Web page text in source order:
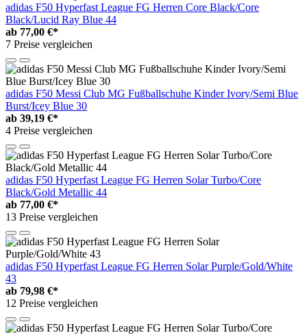
adidas F50 Hyperfast League FG Herren Core Black/Core
Black/Lucid Ray Blue 44
ab 77,00 €*
7 Preise vergleichen
adidas F50 Messi Club MG Fußballschuhe Kinder Ivory/Semi Blue
Burst/Icey Blue 30
ab 39,19 €*
4 Preise vergleichen
adidas F50 Hyperfast League FG Herren Solar Turbo/Core
Black/Gold Metallic 44
ab 77,00 €*
13 Preise vergleichen
adidas F50 Hyperfast League FG Herren Solar Purple/Gold/White
43
ab 79,98 €*
12 Preise vergleichen